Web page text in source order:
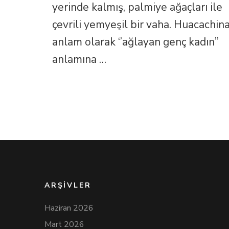
için
yerinde kalmış, palmiye ağaçları ile
çevrili yemyeşil bir vaha. Huacachina
anlam olarak ‘’ağlayan genç kadın’’
anlamına …
ARŞIVLER
Haziran 2026
Mart 2026